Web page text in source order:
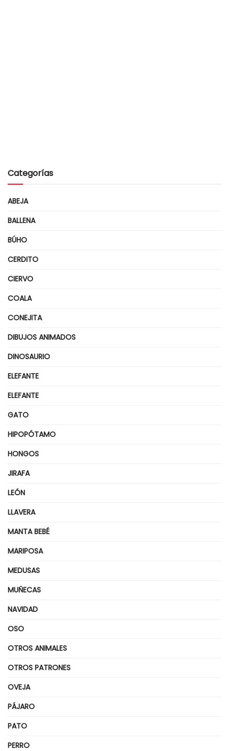
Categorías
ABEJA
BALLENA
BÚHO
CERDITO
CIERVO
COALA
CONEJITA
DIBUJOS ANIMADOS
DINOSAURIO
ELEFANTE
ELEFANTE
GATO
HIPOPÓTAMO
HONGOS
JIRAFA
LEÓN
LLAVERA
MANTA BEBÉ
MARIPOSA
MEDUSAS
MUÑECAS
NAVIDAD
OSO
OTROS ANIMALES
OTROS PATRONES
OVEJA
PÁJARO
PATO
PERRO